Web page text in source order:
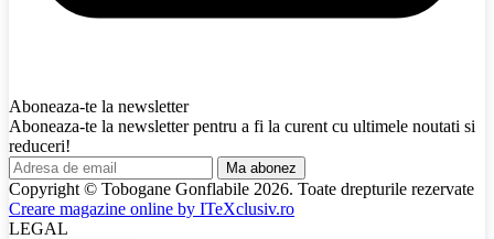
Aboneaza-te la newsletter
Aboneaza-te la newsletter pentru a fi la curent cu ultimele noutati si
reduceri!
Ma abonez
Copyright © Tobogane Gonflabile 2026. Toate drepturile rezervate
Creare magazine online by ITeXclusiv.ro
LEGAL